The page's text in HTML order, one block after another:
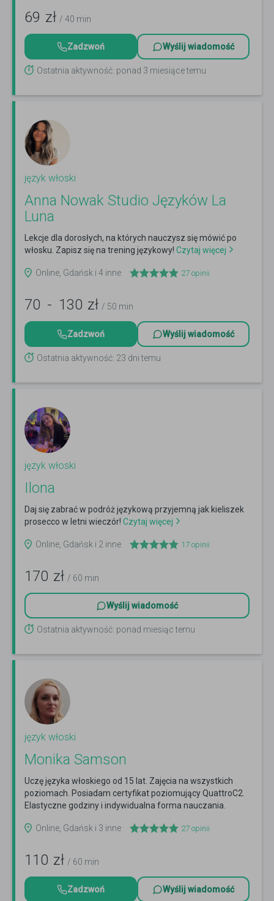
69 zł / 40 min
Zadzwoń Wyślij wiadomość
Ostatnia aktywność: ponad 3 miesiące temu
język włoski
Anna Nowak Studio Języków La
Luna
Lekcje dla dorosłych, na których nauczysz się mówić po
włosku. Zapisz się na trening językowy! Czytaj więcej
Online, Gdańsk i 4 inne 27 opinii
70 - 130 zł / 50 min
Zadzwoń Wyślij wiadomość
Ostatnia aktywność: 23 dni temu
język włoski
Ilona
Daj się zabrać w podróż językową przyjemną jak kieliszek
prosecco w letni wieczór! Czytaj więcej
Online, Gdańsk i 2 inne 17 opinii
170 zł / 60 min
Wyślij wiadomość
Ostatnia aktywność: ponad miesiąc temu
język włoski
Monika Samson
Uczę języka włoskiego od 15 lat. Zajęcia na wszystkich
poziomach. Posiadam certyfikat poziomujący QuattroC2.
Elastyczne godziny i indywidualna forma nauczania.
Online, Gdańsk i 3 inne
27 opinii
110 zł / 60 min
Zadzwoń Wyślij wiadomość